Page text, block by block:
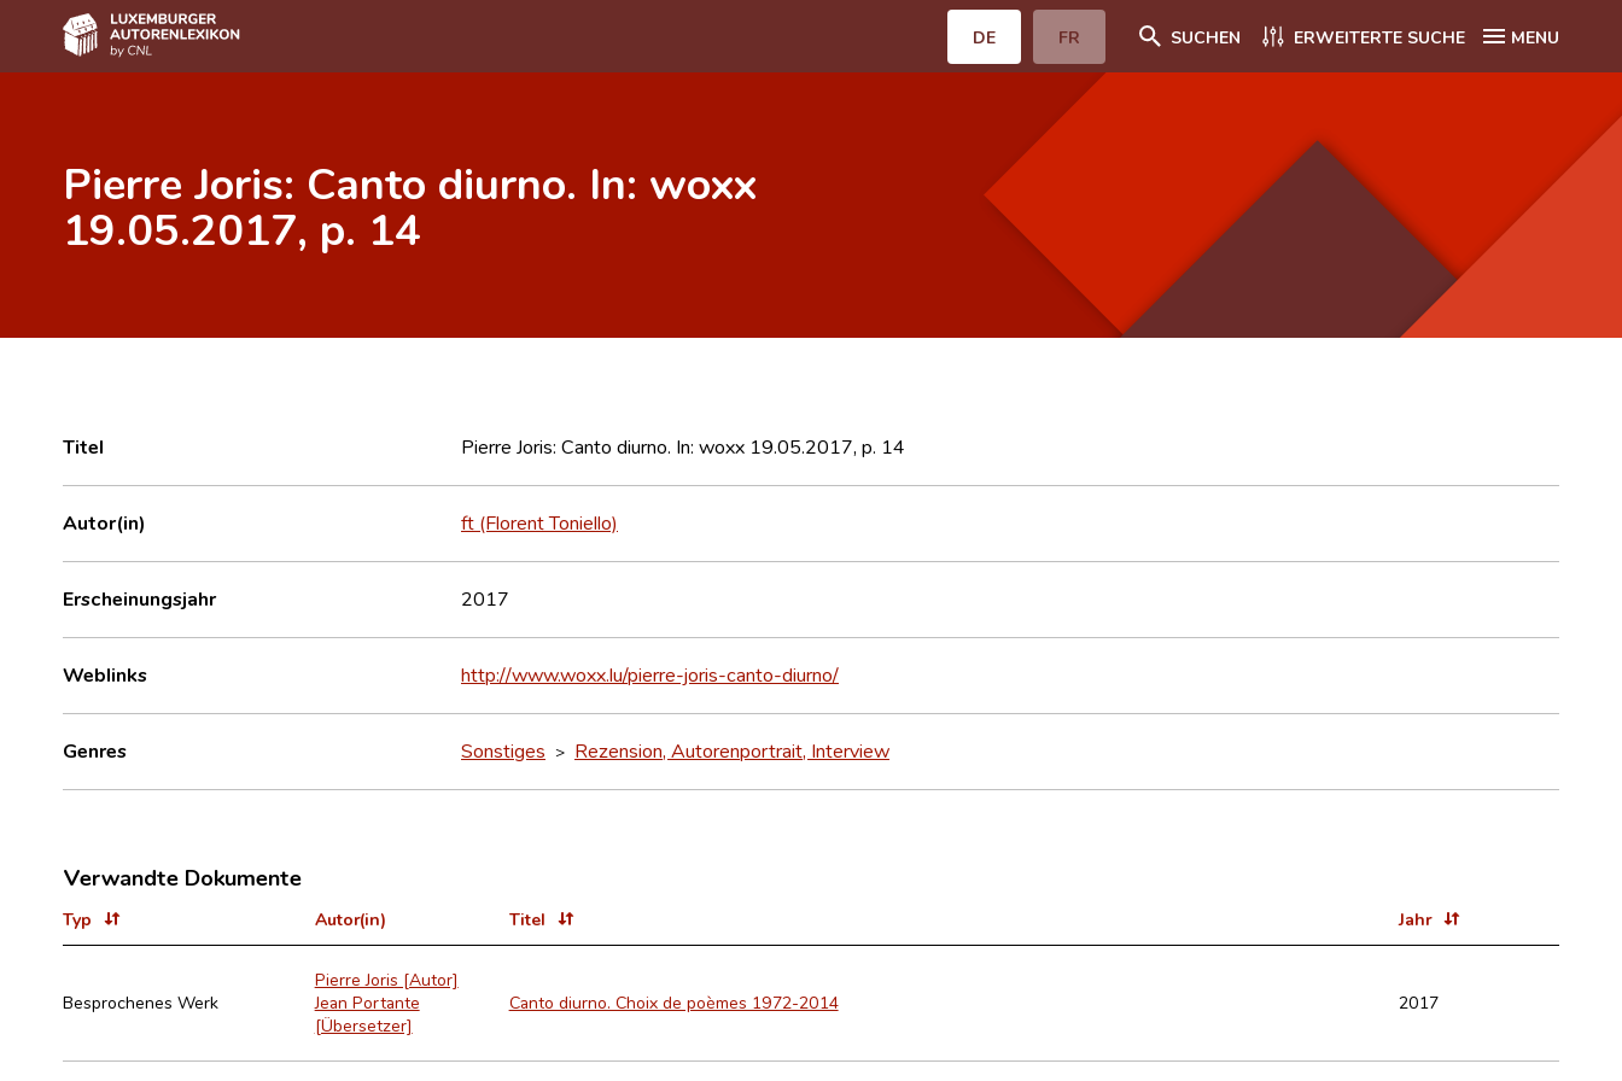
DE FR SUCHEN ERWEITERTE SUCHE MENU
Autor(inn)en A-Z
Erweiterte Suche
Pierre Joris: Canto diurno. In: woxx
19.05.2017, p. 14
Titel Pierre Joris: Canto diurno. In: woxx 19.05.2017, p. 14
Autor(in) ft (Florent Toniello)
Erscheinungsjahr 2017
Weblinks http://www.woxx.lu/pierre-joris-canto-diurno/
Genres Sonstiges > Rezension, Autorenportrait, Interview
Verwandte Dokumente
Typ Autor(in) Titel Jahr
Besprochenes Werk
Pierre Joris [Autor]
Jean Portante
[Übersetzer]
Canto diurno. Choix de poèmes 1972-2014 2017